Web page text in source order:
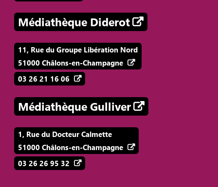
Médiathèque Diderot
11, Rue du Groupe Libération Nord
51000 Châlons-en-Champagne
03 26 21 16 06
Médiathèque Gulliver
1, Rue du Docteur Calmette
51000 Châlons-en-Champagne
03 26 26 95 32